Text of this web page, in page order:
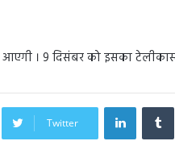
। 9 दिसंबर को इसका
Twitter
LinkedIn